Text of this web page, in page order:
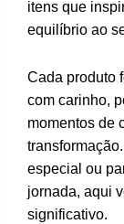
itens que
equilíbrio ao
Cada produto
com carinho,
momentos de
especial ou
jornada, aqui
significativo.